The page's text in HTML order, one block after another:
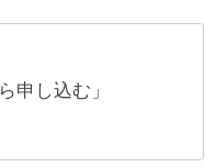
申し込む」